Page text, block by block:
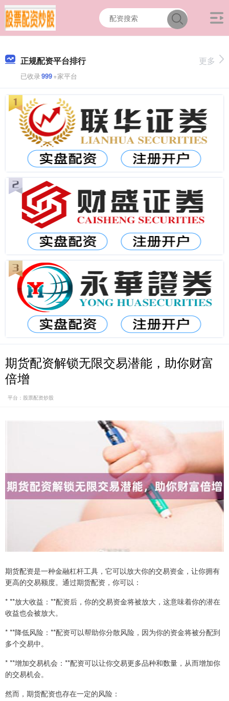
正规配资平台排行
已收录999+家平台
更多
期货配资解锁无限交易潜能，助你财富
倍增
平台：股票配资炒股
期货配资是一种金融杠杆工具，它可以放大你的交易资金，让你拥有
更高的交易额度。通过期货配资，你可以：
* **放大收益：**配资后，你的交易资金将被放大，这意味着你的潜在
收益也会被放大。
* **降低风险：**配资可以帮助你分散风险，因为你的资金将被分配到
多个交易中。
* **增加交易机会：**配资可以让你交易更多品种和数量，从而增加你
的交易机会。
然而，期货配资也存在一定的风险：